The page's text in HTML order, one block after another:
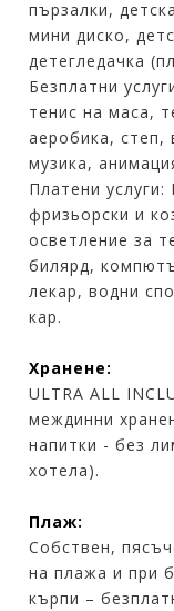
пързалки,
мини диско,
детегледачка
Безплатни
тенис на маса,
аеробика, степ,
музика,
Платени
фризьорски и
осветление за
билярд,
лекар, водни
кар.
Хранене:
ULTRA ALL
междинни
напитки - без
хотела).
Плаж:
Собствен,
на плажа и при
кърпи –